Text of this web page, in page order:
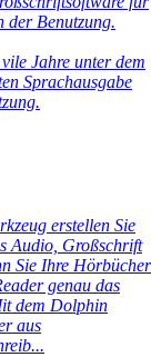
der Benutzung.
Jahre unter dem
Sprachausgabe
erstellen Sie
Audio, Großschrift
Sie Ihre Hörbücher
genau das
dem Dolphin
aus